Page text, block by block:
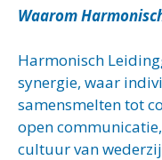
Waarom
Harmonisch
synergie, waar
samensmelten tot
open
cultuur van